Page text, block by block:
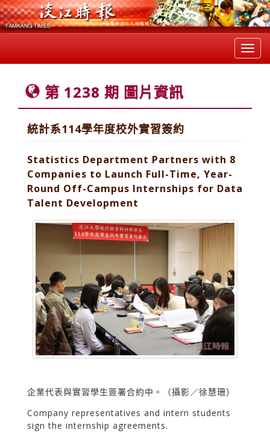
第 1238 期 圖片資訊
統計系114學年度校外實習簽約
Statistics Department Partners with 8
Companies to Launch Full-Time, Year-
Round Off-Campus Internships for Data
Talent Development
企業代表與實習學生簽署合約中。（攝影／徐慧珊）
Company representatives and intern students
sign the internship agreements.